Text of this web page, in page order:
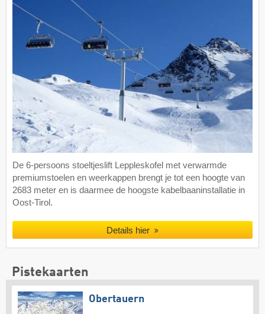
De 6-persoons stoeltjeslift Leppleskofel met verwarmde
premiumstoelen en weerkappen brengt je tot een hoogte van
2683 meter en is daarmee de hoogste kabelbaaninstallatie in
Oost-Tirol.
Details hier
Pistekaarten
Obertauern